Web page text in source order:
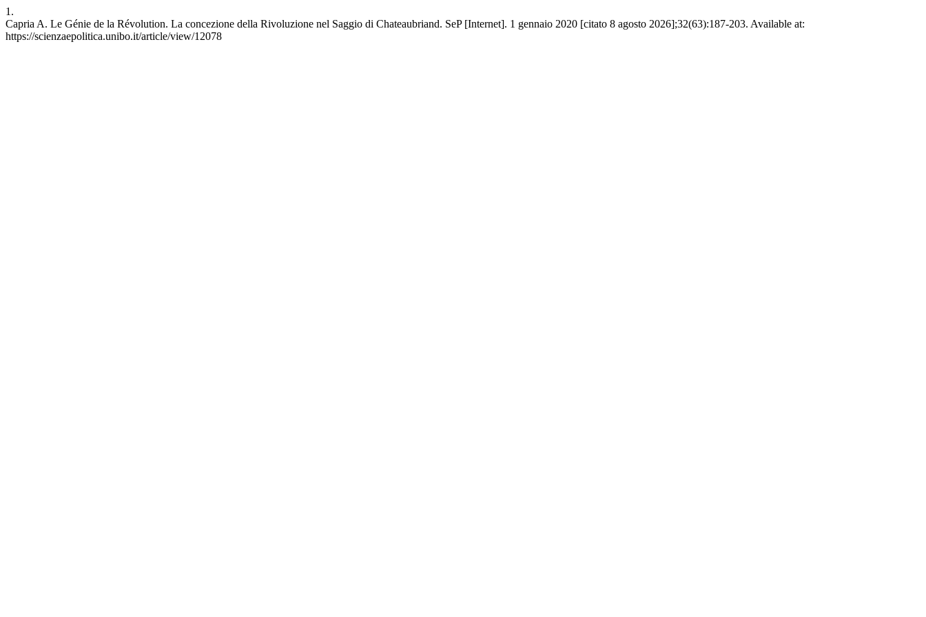
1.
Capria A. Le Génie de la Révolution. La concezione della Rivoluzione nel Saggio di Chateaubriand. SeP [Internet]. 1 gennaio 2020 [citato 8 agosto 2026];32(63):187-203. Available at:
https://scienzaepolitica.unibo.it/article/view/12078